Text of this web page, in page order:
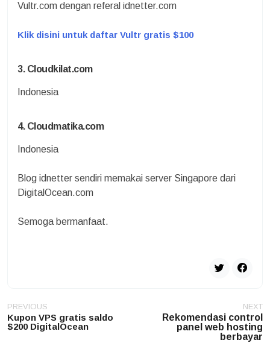
Vultr.com dengan referal idnetter.com
Klik disini untuk daftar Vultr gratis $100
3. Cloudkilat.com
Indonesia
4. Cloudmatika.com
Indonesia
Blog idnetter sendiri memakai server Singapore dari
DigitalOcean.com
Semoga bermanfaat.
Post
navigation
PREVIOUS
Kupon VPS gratis saldo
$200 DigitalOcean
NEXT
Rekomendasi control
panel web hosting
berbayar